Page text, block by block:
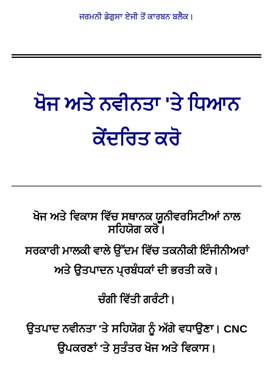
ਜਰਮਨੀ ਡੇਗੁਸਾ ਏਜੀ ਤੋਂ ਕਾਰਬਨ ਬਲੈਕ।
ਖੋਜ ਅਤੇ ਨਵੀਨਤਾ 'ਤੇ ਧਿਆਨ
ਕੇਂਦਰਿਤ ਕਰੋ
ਖੋਜ ਅਤੇ ਵਿਕਾਸ ਵਿੱਚ ਸਥਾਨਕ ਯੂਨੀਵਰਸਿਟੀਆਂ ਨਾਲ
ਸਹਿਯੋਗ ਕਰੋ।
ਸਰਕਾਰੀ ਮਾਲਕੀ ਵਾਲੇ ਉੱਦਮ ਵਿੱਚ ਤਕਨੀਕੀ ਇੰਜੀਨੀਅਰਾਂ
ਅਤੇ ਉਤਪਾਦਨ ਪ੍ਰਬੰਧਕਾਂ ਦੀ ਭਰਤੀ ਕਰੋ।
ਚੰਗੀ ਵਿੱਤੀ ਗਰੰਟੀ।
ਉਤਪਾਦ ਨਵੀਨਤਾ 'ਤੇ ਸਹਿਯੋਗ ਨੂੰ ਅੱਗੇ ਵਧਾਉਣਾ। CNC
ਉਪਕਰਣਾਂ 'ਤੇ ਸੁਤੰਤਰ ਖੋਜ ਅਤੇ ਵਿਕਾਸ।